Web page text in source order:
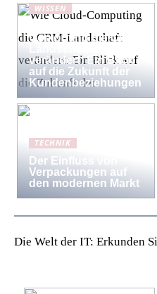
WISSEN
Computing die CRM-
verändert: Ein Blick
auf die Zukunft der
Kundenbeziehungen
TECHNIK
Der Einfluss von
Verpackungen auf
den modernen Markt
Die Welt der IT: Erkunden